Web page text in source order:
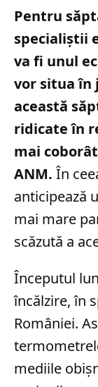
Pentru
specialiștii
va fi unul
vor situa în
această
ridicate în
mai
ANM. În
anticipează
mai mare
scăzută a
Începutul
încălzire, în
României.
mediile